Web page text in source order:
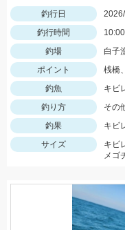
釣行日
釣行時間
釣場
白子
ポイント
桟橋
釣魚
キビ
釣り方
その
釣果
キビ
サイズ
キビ
メゴ